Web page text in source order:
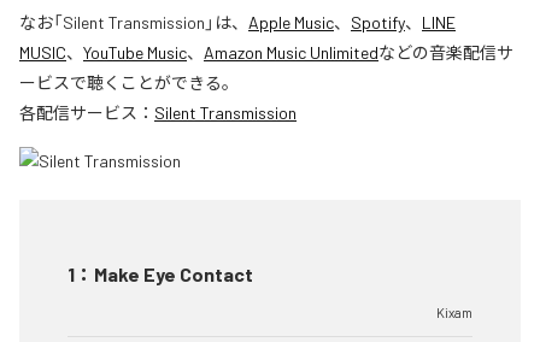
なお「Silent Transmission 」は、 Apple Music、 Spotify、 LINE
MUSIC、 YouTube Music、 Amazon Music Unlimitedなどの音楽配信サ
ービスで聴くことができる。
各配信サービス： Silent Transmission
1 ： Make Eye Contact
Kixam